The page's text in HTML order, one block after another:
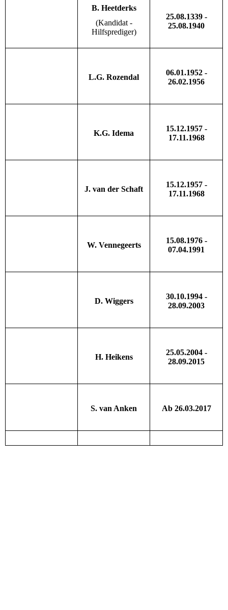
B. Heetderks
(Kandidat -
Hilfsprediger)
25.08.1339 -
25.08.1940
L.G. Rozendal
06.01.1952 -
26.02.1956
K.G. Idema
15.12.1957 -
17.11.1968
J. van der Schaft
15.12.1957 -
17.11.1968
W. Vennegeerts
15.08.1976 -
07.04.1991
D. Wiggers
30.10.1994 -
28.09.2003
H. Heikens
25.05.2004 -
28.09.2015
S. van Anken Ab 26.03.2017